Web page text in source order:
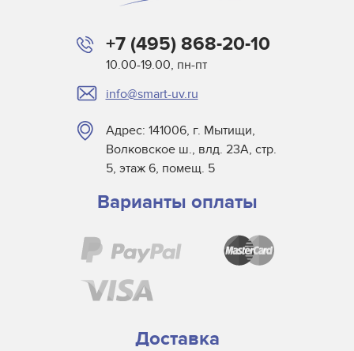
+7 (495) 868-20-10
10.00-19.00, пн-пт
info@smart-uv.ru
Адрес: 141006, г. Мытищи,
Волковское ш., влд. 23А, стр.
5, этаж 6, помещ. 5
Варианты оплаты
Доставка